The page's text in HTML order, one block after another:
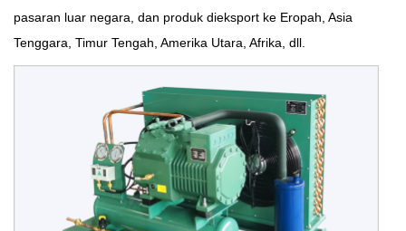
pasaran luar negara, dan produk dieksport ke Eropah, Asia
Tenggara, Timur Tengah, Amerika Utara, Afrika, dll.